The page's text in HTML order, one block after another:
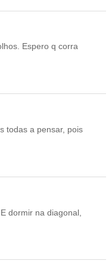
Espero q corra
todas a pensar, pois
dormir na diagonal,